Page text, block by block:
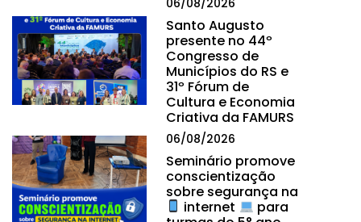
06/08/2026
Santo Augusto
presente no 44º
Congresso de
Municípios do RS e
31º Fórum de
Cultura e Economia
Criativa da FAMURS
06/08/2026
Seminário promove
conscientização
sobre segurança na
internet
para